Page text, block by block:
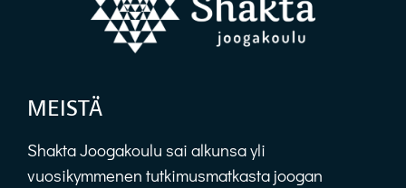
MEISTÄ
Shakta Joogakoulu sai alkunsa yli
vuosikymmenen tutkimusmatkasta joogan